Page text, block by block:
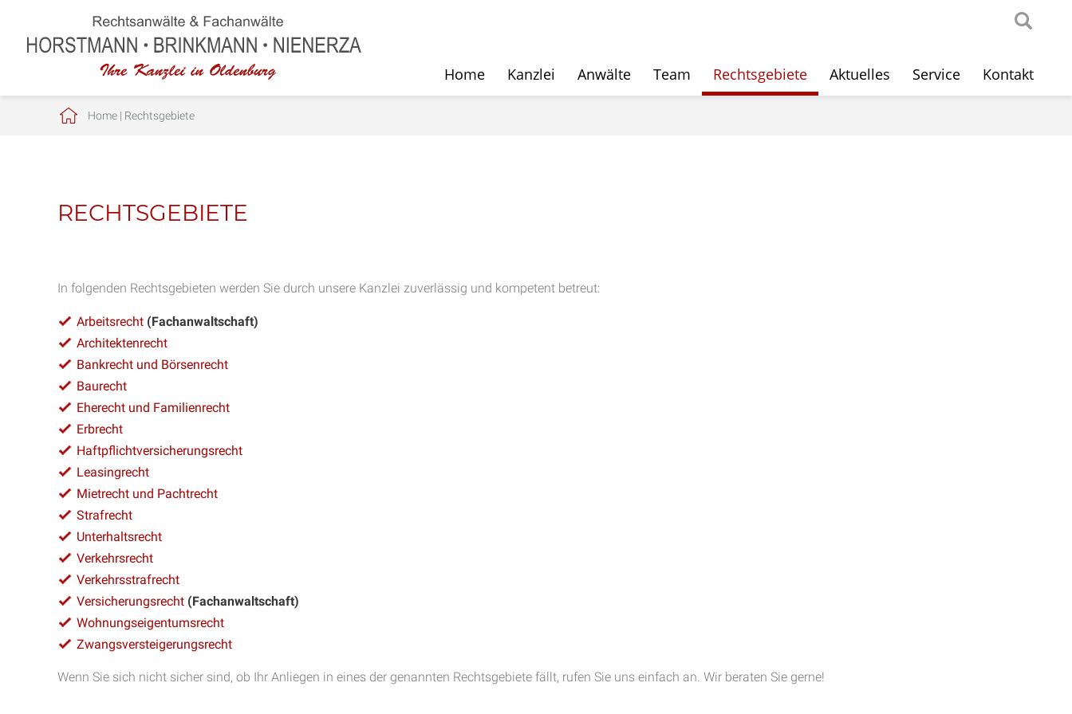
Home Kanzlei Anwälte Team Rechtsgebiete Aktuelles Service Kontakt
Home| Rechtsgebiete
RECHTSGEBIETE
In folgenden Rechtsgebieten werden Sie durch unsere Kanzlei zuverlässig und kompetent betreut:
Arbeitsrecht (Fachanwaltschaft)
Architektenrecht
Bankrecht und Börsenrecht
Baurecht
Eherecht und Familienrecht
Erbrecht
Haftpflichtversicherungsrecht
Leasingrecht
Mietrecht und Pachtrecht
Strafrecht
Unterhaltsrecht
Verkehrsrecht
Verkehrsstrafrecht
Versicherungsrecht (Fachanwaltschaft)
Wohnungseigentumsrecht
Zwangsversteigerungsrecht
Wenn Sie sich nicht sicher sind, ob Ihr Anliegen in eines der genannten Rechtsgebiete fällt, rufen Sie uns einfach an. Wir beraten Sie gerne!